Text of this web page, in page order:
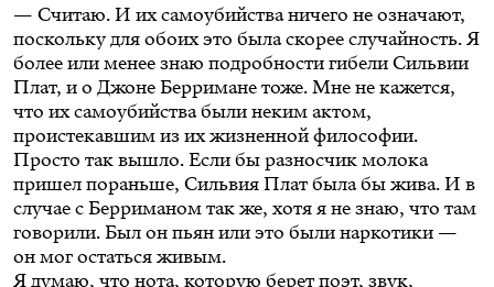
— Считаю. И их самоубийства ничего не означают,
поскольку для обоих это была скорее случайность. Я
более или менее знаю подробности гибели Сильвии
Плат, и о Джоне Берримане тоже. Мне не кажется,
что их самоубийства были неким актом,
проистекавшим из их жизненной философии.
Просто так вышло. Если бы разносчик молока
пришел пораньше, Сильвия Плат была бы жива. И в
случае с Берриманом так же, хотя я не знаю, что там
говорили. Был он пьян или это были наркотики —
он мог остаться живым.
Я думаю, что нота, которую берет поэт, звук,